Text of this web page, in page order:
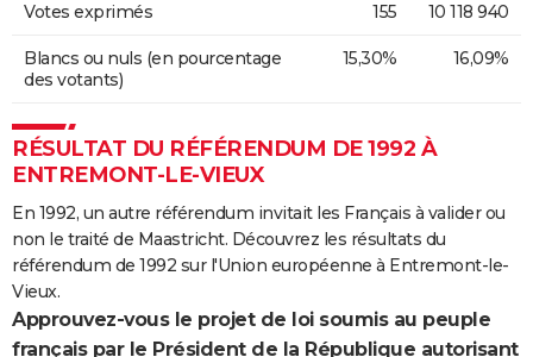
Votes exprimés 155 10 118 940
Blancs ou nuls (en pourcentage
des votants)
15,30% 16,09%
RÉSULTAT DU RÉFÉRENDUM DE 1992 À
ENTREMONT-LE-VIEUX
En 1992, un autre référendum invitait les Français à valider ou
non le traité de Maastricht. Découvrez les résultats du
référendum de 1992 sur l'Union européenne à Entremont-le-
Vieux.
Approuvez-vous le projet de loi soumis au peuple
français par le Président de la République autorisant